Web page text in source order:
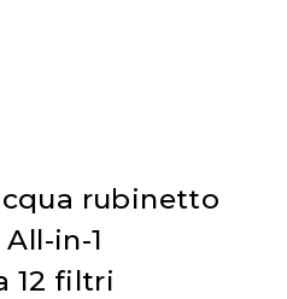
rubinetto
All-in-1
12 filtri